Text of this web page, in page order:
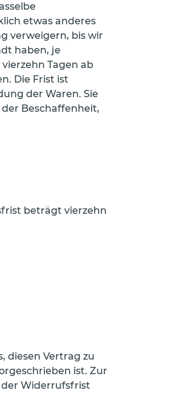
etwas anderes
verweigern, bis wir
haben, je
Tagen ab
Die Frist ist
der Waren. Sie
Beschaffenheit,
beträgt vierzehn
diesen Vertrag zu
ist. Zur
der Widerrufsfrist